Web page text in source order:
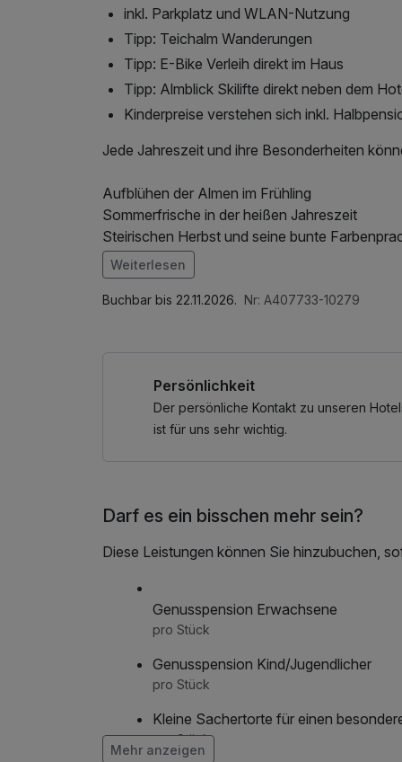
inkl. Parkplatz und WLAN-Nutzung
Tipp: Teichalm Wanderungen
Tipp: E-Bike Verleih direkt im Haus
Tipp: Almblick Skilifte direkt neben dem
Kinderpreise verstehen sich inkl.
Jede Jahreszeit und ihre Besonderheiten
Aufblühen der Almen im Frühling
Sommerfrische in der heißen Jahreszeit
Steirischen Herbst und seine bunte
Winterurlaub wie damals mit Skiliften vor der
Im Angebot enthalten
Saunabenutzung, Leihbademantel,
Weiterlesen
Buchbar bis 22.11.2026. Nr: A407733-10279
Persönlichkeit
Der persönliche Kontakt zu unseren
ist für uns sehr wichtig.
Darf es ein bisschen mehr sein?
Diese Leistungen können Sie hinzubuchen,
Genusspension Erwachsene
pro Stück
Genusspension Kind/Jugendlicher
pro Stück
Kleine Sachertorte für einen
pro Stück
Mehr anzeigen